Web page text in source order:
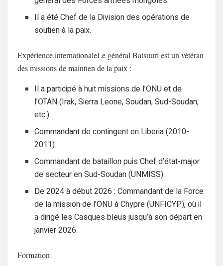
Il a été Chef de la Division des opérations de
soutien à la paix.
Expérience internationaleLe général Batsuuri est un vétéran
des missions de maintien de la paix :
Il a participé àhuit missions de l’ONU et de
l’OTAN (Irak, Sierra Leone, Soudan, Sud-Soudan,
etc.).
Commandant de contingent en Liberia(2010-
2011).
Commandant de bataillon puis Chef d’état-major
de secteur enSud-Soudan(UNMISS).
De 2024 à début 2026 :Commandant de la Force
de la mission de l’ONU à Chypre (UNFICYP), où il
a dirigé les Casques bleus jusqu’à son départ en
janvier 2026.
Formation